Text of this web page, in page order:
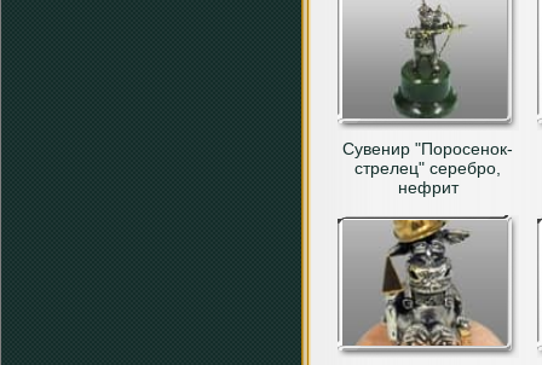
Сувенир "Поросенок-
стрелец" серебро,
нефрит